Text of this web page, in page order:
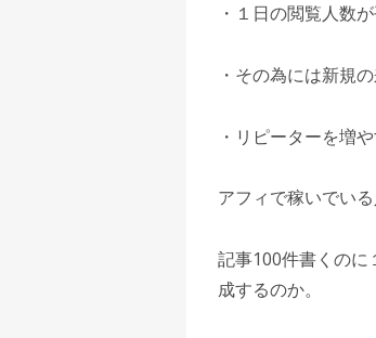
・１日の閲覧人数
・その為には新規
・リピーターを増
アフィで稼いでい
記事100件書くのに
成するのか。